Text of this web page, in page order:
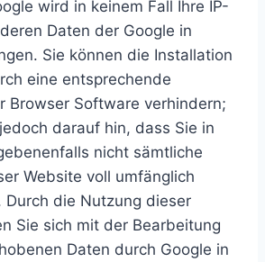
wird in keinem Fall Ihre IP-
Daten der Google in
Sie können die Installation
eine entsprechende
Browser Software verhindern;
darauf hin, dass Sie in
nicht sämtliche
Website voll umfänglich
Durch die Nutzung dieser
Sie sich mit der Bearbeitung
Daten durch Google in